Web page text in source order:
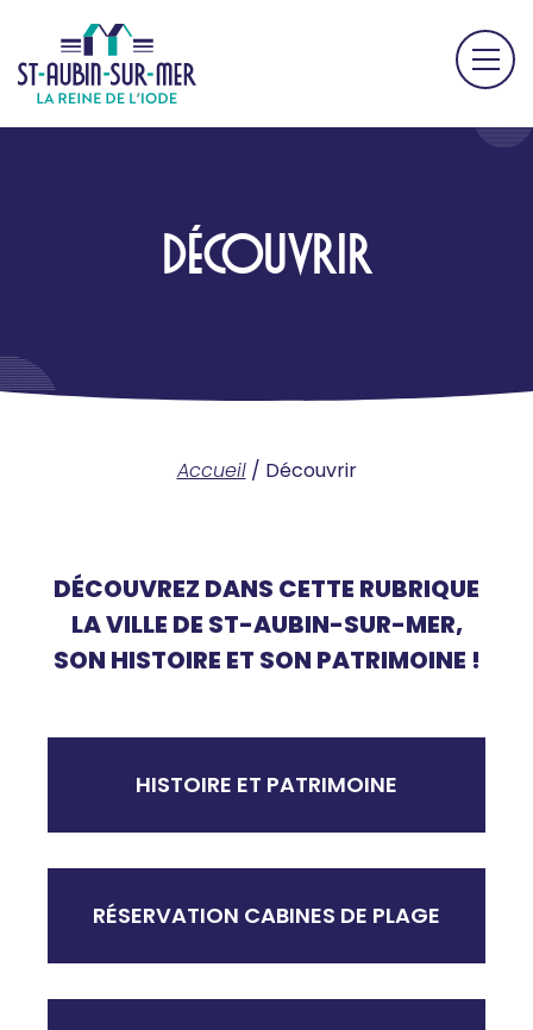
DÉCOUVRIR
Accueil/ Découvrir
DÉCOUVREZ DANS CETTE RUBRIQUE
LA VILLE DE ST-AUBIN-SUR-MER,
SON HISTOIRE ET SON PATRIMOINE !
HISTOIRE ET PATRIMOINE
RÉSERVATION CABINES DE PLAGE